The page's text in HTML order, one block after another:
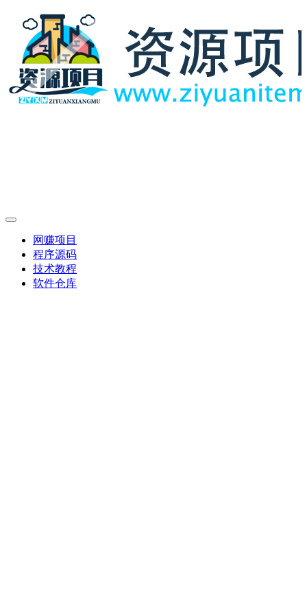
网赚项目
程序源码
技术教程
软件仓库